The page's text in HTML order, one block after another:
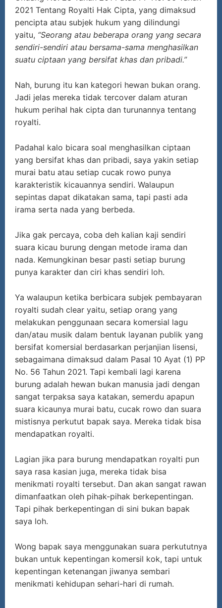
2021 Tentang Royalti Hak Cipta, yang dimaksud
pencipta atau subjek hukum yang dilindungi
yaitu, “Seorang atau beberapa orang yang secara
sendiri-sendiri atau bersama-sama menghasilkan
suatu ciptaan yang bersifat khas dan pribadi.”
Nah, burung itu kan kategori hewan bukan orang.
Jadi jelas mereka tidak tercover dalam aturan
hukum perihal hak cipta dan turunannya tentang
royalti.
Padahal kalo bicara soal menghasilkan ciptaan
yang bersifat khas dan pribadi, saya yakin setiap
murai batu atau setiap cucak rowo punya
karakteristik kicauannya sendiri. Walaupun
sepintas dapat dikatakan sama, tapi pasti ada
irama serta nada yang berbeda.
Jika gak percaya, coba deh kalian kaji sendiri
suara kicau burung dengan metode irama dan
nada. Kemungkinan besar pasti setiap burung
punya karakter dan ciri khas sendiri loh.
Ya walaupun ketika berbicara subjek pembayaran
royalti sudah clear yaitu, setiap orang yang
melakukan penggunaan secara komersial lagu
dan/atau musik dalam bentuk layanan publik yang
bersifat komersial berdasarkan perjanjian lisensi,
sebagaimana dimaksud dalam Pasal 10 Ayat (1) PP
No. 56 Tahun 2021. Tapi kembali lagi karena
burung adalah hewan bukan manusia jadi dengan
sangat terpaksa saya katakan, semerdu apapun
suara kicaunya murai batu, cucak rowo dan suara
mistisnya perkutut bapak saya. Mereka tidak bisa
mendapatkan royalti.
Lagian jika para burung mendapatkan royalti pun
saya rasa kasian juga, mereka tidak bisa
menikmati royalti tersebut. Dan akan sangat rawan
dimanfaatkan oleh pihak-pihak berkepentingan.
Tapi pihak berkepentingan di sini bukan bapak
saya loh.
Wong bapak saya menggunakan suara perkututnya
bukan untuk kepentingan komersil kok, tapi untuk
kepentingan ketenangan jiwanya sembari
menikmati kehidupan sehari-hari di rumah.